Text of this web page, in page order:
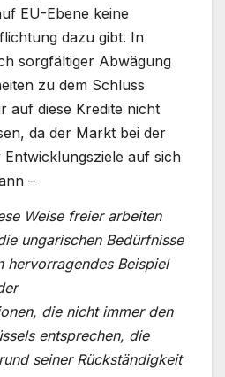
EU-Ebene keine
dazu gibt. In
sorgfältiger Abwägung
zu dem Schluss
auf diese Kredite nicht
da der Markt bei der
auf sich
–
Weise freier arbeiten
ungarischen Bedürfnisse
hervorragendes Beispiel
die nicht immer den
entsprechen, die
seiner Rückständigkeit